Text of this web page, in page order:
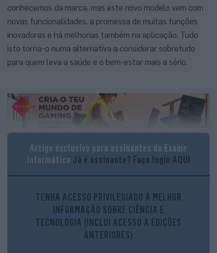
conhecemos da marca, mas este novo modelo vem com
novas funcionalidades, a promessa de muitas funções
inovadoras e há melhorias também na aplicação. Tudo
isto torna-o numa alternativa a considerar sobretudo
para quem leva a saúde e o bem-estar mais a sério.
e a construção deste relógio. Uau! Quando colocamos o
Nova no pulso, sentimos que estamos a usar um
equipamento de luxo. A caixa de 42 milímetros é
construída em aço inoxidável e no pacote vêm duas
Artigo exclusivo para assinantes da Exame
Informática Já é assinante? Faça login AQUI
TENHA ACESSO PRIVILEGIADO À MELHOR
INFORMAÇÃO SOBRE CIÊNCIA E
TECNOLOGIA (INCLUI ACESSO A EDIÇÕES
ANTERIORES)